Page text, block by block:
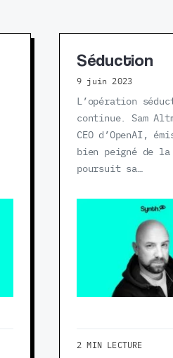
Séduction
9 juin 2023
L’opération
continue. Sam
CEO d’OpenAI,
bien peigné de la
poursuit sa…
2 MIN LECTURE